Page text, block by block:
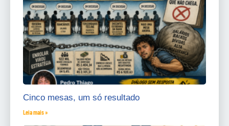
Cinco mesas, um só resultado
Leia mais »